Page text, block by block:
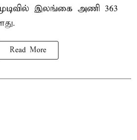
இலங்கை அணி 363
Read More